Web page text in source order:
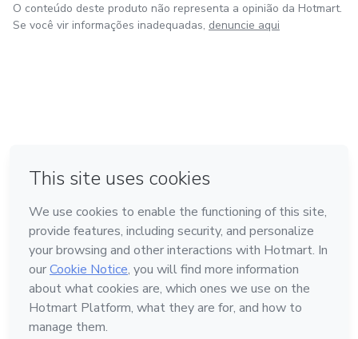
O conteúdo deste produto não representa a opinião da Hotmart.
Se você vir informações inadequadas, denuncie aqui
Feito com ❤ em Bogotá
Conheça a Hotmart
Idioma
Português